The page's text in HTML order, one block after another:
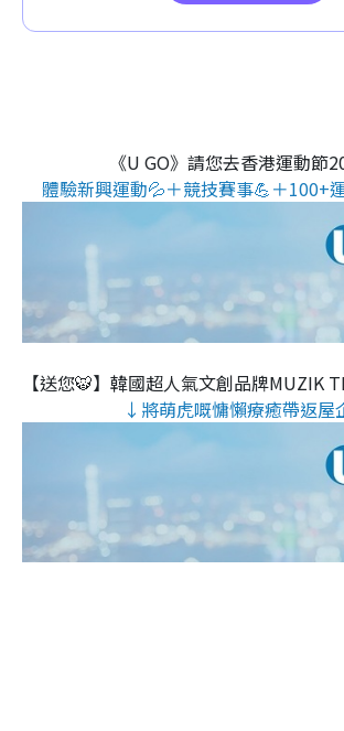
《U GO》請您去香港運動節
體驗新興運動💦＋競技賽事💪＋100+
【送您🐯】韓國超人氣文創品牌MUZIK
↓將萌虎嘅慵懶療癒帶返屋